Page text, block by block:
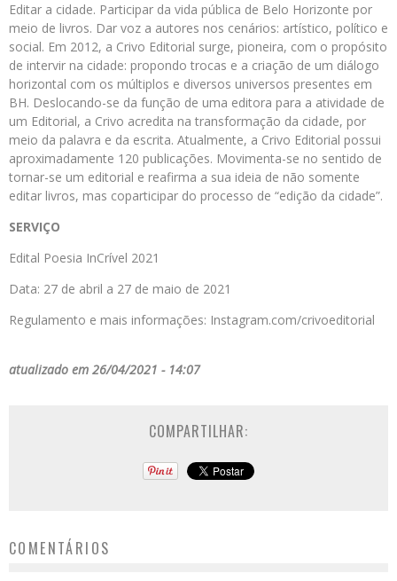
Editar a cidade. Participar da vida pública de Belo Horizonte por
meio de livros. Dar voz a autores nos cenários: artístico, político e
social. Em 2012, a Crivo Editorial surge, pioneira, com o propósito
de intervir na cidade: propondo trocas e a criação de um diálogo
horizontal com os múltiplos e diversos universos presentes em
BH. Deslocando-se da função de uma editora para a atividade de
um Editorial, a Crivo acredita na transformação da cidade, por
meio da palavra e da escrita. Atualmente, a Crivo Editorial possui
aproximadamente 120 publicações. Movimenta-se no sentido de
tornar-se um editorial e reafirma a sua ideia de não somente
editar livros, mas coparticipar do processo de “edição da cidade”.
SERVIÇO
Edital Poesia InCrível 2021
Data: 27 de abril a 27 de maio de 2021
Regulamento e mais informações: Instagram.com/crivoeditorial
atualizado em 26/04/2021 - 14:07
COMPARTILHAR:
COMENTÁRIOS